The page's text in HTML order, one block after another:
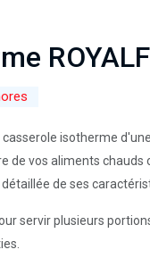
casserole isotherme
de vos aliments chauds
de ses
servir plusieurs